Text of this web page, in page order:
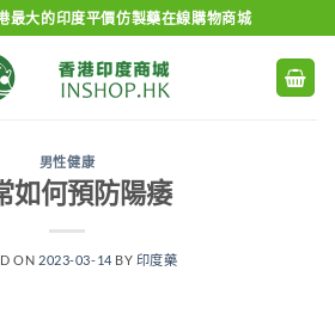
最大的印度平價仿製藥在線購物商城
男性健康
如何預防陽痿
ON 2023-03-14 BY 印度藥